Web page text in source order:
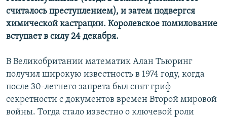
считалось преступлением), и затем подвергся
химической кастрации. Королевское помилование
вступает в силу 24 декабря.
В Великобритании математик Алан Тьюринг
получил широкую известность в 1974 году, когда
после 30-летнего запрета был снят гриф
секретности с документов времен Второй мировой
войны. Тогда стало известно о ключевой роли